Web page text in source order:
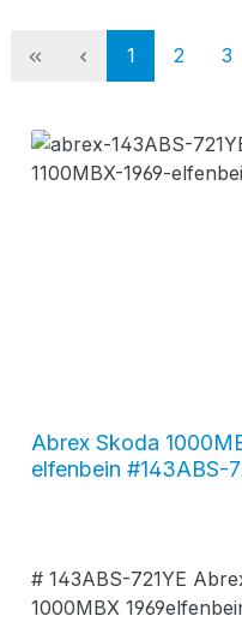
Seite
1 Seite
2 3
Abrex Skoda
elfenbein #143ABS-
# 143ABS-721YE
1000MBX